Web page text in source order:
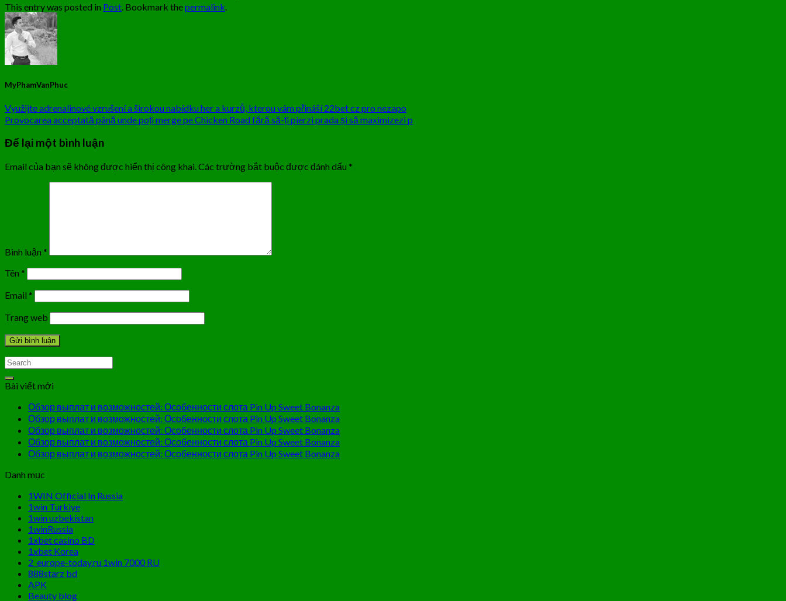
This entry was posted in Post. Bookmark thepermalink.
MyPhamVanPhuc
Využijte adrenalinové vzrušení a širokou nabídku her a kurzů, kterou vám přináší 22bet cz pro nezapo
Provocarea acceptată până unde poți merge pe Chicken Road fără să-ți pierzi prada și să maximizezi p
Để lại một bình luận
Email của bạn sẽ không được hiển thị công khai.Các trường bắt buộc được đánh dấu *
Bình luận *
Tên *
Email *
Trang web
Bài viết mới
Обзор выплат и возможностей: Особенности слота Pin Up Sweet Bonanza
Обзор выплат и возможностей: Особенности слота Pin Up Sweet Bonanza
Обзор выплат и возможностей: Особенности слота Pin Up Sweet Bonanza
Обзор выплат и возможностей: Особенности слота Pin Up Sweet Bonanza
Обзор выплат и возможностей: Особенности слота Pin Up Sweet Bonanza
Danh mục
1WIN Official In Russia
1win Turkiye
1win uzbekistan
1winRussia
1xbet casino BD
1xbet Korea
2_europe-today.ru 1win 7000 RU
888starz bd
APK
Beauty blog